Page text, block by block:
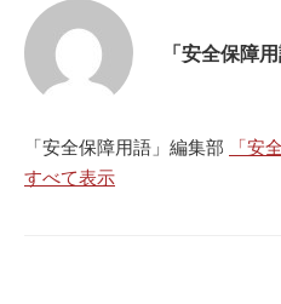
「安全保障
「安全保障用語」編集部
「安
すべて表示